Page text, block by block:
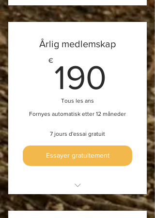
Scoliothèque
Årlig medlemskap
€ 190
Tous les ans
Fornyes automatisk etter 12 måneder
7 jours d'essai gratuit
Essayer gratuitement
Tilgang til øvelsesbibliotek